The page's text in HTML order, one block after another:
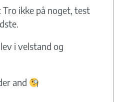
ikke på noget, test
i velstand og
and